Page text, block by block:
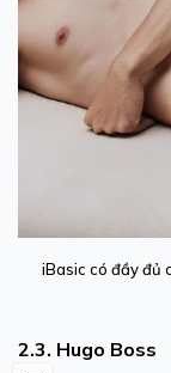
iBasic có đầy đủ
2.3. Hugo Boss